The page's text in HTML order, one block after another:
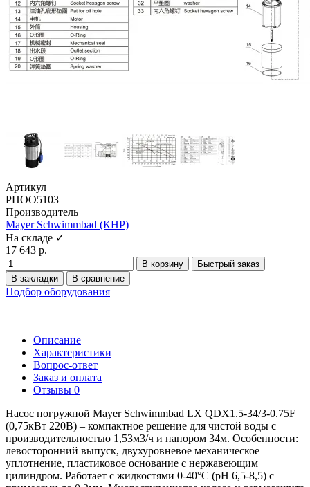
Артикул
РПОО5103
Производитель
Mayer Schwimmbad (КНР)
На складе ✓
17 643 р.
В корзину
Быстрый заказ
В закладки
В сравнение
Подбор оборудования
Описание
Характеристики
Вопрос-ответ
Заказ и оплата
Отзывы 0
Насос погружной Mayer Schwimmbad LX QDX1.5-34/3-0.75F
(0,75кВт 220В) – компактное решение для чистой воды с
производительностью 1,53м3/ч и напором 34м. Особенности:
левосторонний выпуск, двухуровневое механическое
уплотнение, пластиковое основание с нержавеющим
цилиндром. Работает с жидкостями 0-40°C (pH 6,5-8,5) с